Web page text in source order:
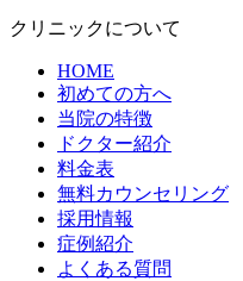
クリニックについて
HOME
初めての方へ
当院の特徴
ドクター紹介
料金表
無料カウンセリング
採用情報
症例紹介
よくある質問